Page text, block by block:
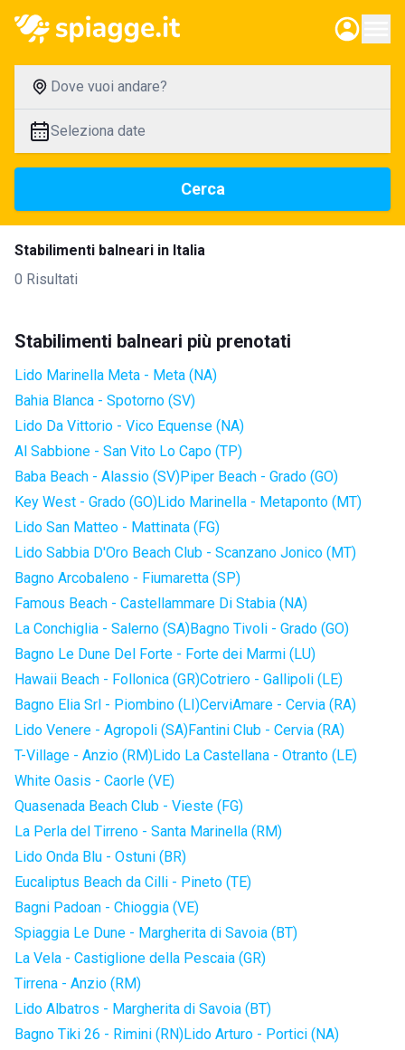
Dove vuoi andare?
Seleziona date
Cerca
Stabilimenti balneari in Italia
0 Risultati
Stabilimenti balneari più prenotati
Lido Marinella Meta - Meta (NA)
Bahia Blanca - Spotorno (SV)
Lido Da Vittorio - Vico Equense (NA)
Al Sabbione - San Vito Lo Capo (TP)
Baba Beach - Alassio (SV)Piper Beach - Grado (GO)
Key West - Grado (GO)Lido Marinella - Metaponto (MT)
Lido San Matteo - Mattinata (FG)
Lido Sabbia D'Oro Beach Club - Scanzano Jonico (MT)
Bagno Arcobaleno - Fiumaretta (SP)
Famous Beach - Castellammare Di Stabia (NA)
La Conchiglia - Salerno (SA)Bagno Tivoli - Grado (GO)
Bagno Le Dune Del Forte - Forte dei Marmi (LU)
Hawaii Beach - Follonica (GR)Cotriero - Gallipoli (LE)
Bagno Elia Srl - Piombino (LI)CerviAmare - Cervia (RA)
Lido Venere - Agropoli (SA)Fantini Club - Cervia (RA)
T-Village - Anzio (RM)Lido La Castellana - Otranto (LE)
White Oasis - Caorle (VE)
Quasenada Beach Club - Vieste (FG)
La Perla del Tirreno - Santa Marinella (RM)
Lido Onda Blu - Ostuni (BR)
Eucaliptus Beach da Cilli - Pineto (TE)
Bagni Padoan - Chioggia (VE)
Spiaggia Le Dune - Margherita di Savoia (BT)
La Vela - Castiglione della Pescaia (GR)
Tirrena - Anzio (RM)
Lido Albatros - Margherita di Savoia (BT)
Bagno Tiki 26 - Rimini (RN)Lido Arturo - Portici (NA)